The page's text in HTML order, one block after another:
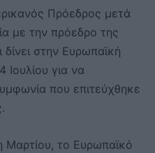
Πρόεδρος μετά
με την πρόεδρο της
στην Ευρωπαϊκή
για να
που επιτεύχθηκε
Μαρτίου, το Ευρωπαϊκό